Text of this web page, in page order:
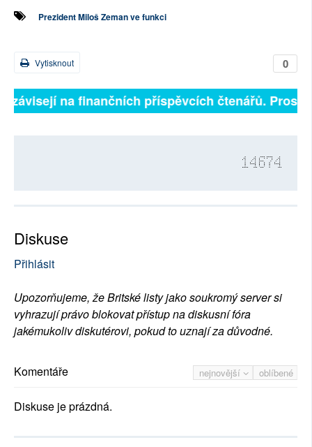
Prezident Miloš Zeman ve funkci
0
Vytisknout
na finančních příspěvcích čtenářů.
14674
Diskuse
Přihlásit
Upozorňujeme, že Britské listy jako soukromý server si
vyhrazují právo blokovat přístup na diskusní fóra
jakémukoliv diskutérovi, pokud to uznají za důvodné.
nejnovější oblíbené
Komentáře
Diskuse je prázdná.